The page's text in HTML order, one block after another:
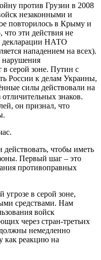
против Грузии в 2008
незаконными и
повторилось в Крыму и
эти действия не
декларации НАТО
нападением на всех).
нарушения
в серой зоне. Путин с
России к делам Украины,
силы действовали на
знаков.
он признал, что
чтобы иметь
Первый шаг – это
противоправных
в серой зоне,
средствами. Нам
войск
через стран-третьих
немедленно
как реакцию на